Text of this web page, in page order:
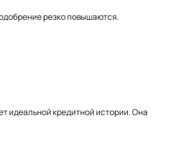
резко повышаются.
идеальной кредитной истории. Она